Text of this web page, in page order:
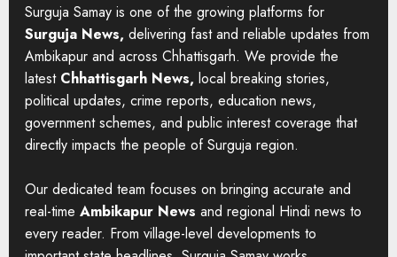
Surguja Samay is one of the growing platforms for
Surguja News, delivering fast and reliable updates from
Ambikapur and across Chhattisgarh. We provide the
latest Chhattisgarh News, local breaking stories,
political updates, crime reports, education news,
government schemes, and public interest coverage that
directly impacts the people of Surguja region.
Our dedicated team focuses on bringing accurate and
real-time Ambikapur News and regional Hindi news to
every reader. From village-level developments to